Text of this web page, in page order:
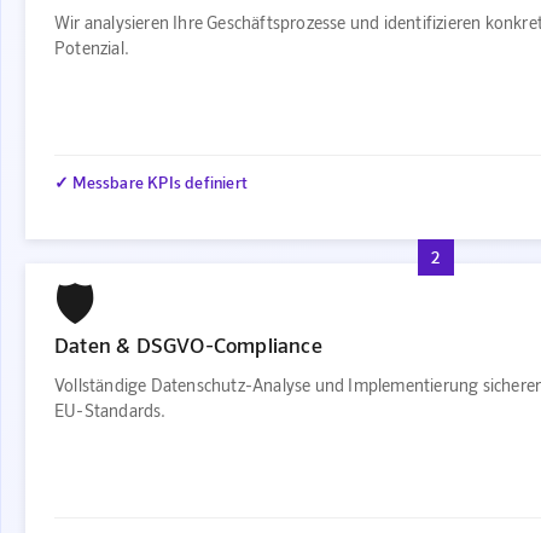
Wir analysieren Ihre Geschäftsprozesse und identifizieren
Potenzial.
✓ Messbare KPIs definiert
2
🛡️
Daten & DSGVO-Compliance
Vollständige Datenschutz-Analyse und Implementierung
EU-Standards.